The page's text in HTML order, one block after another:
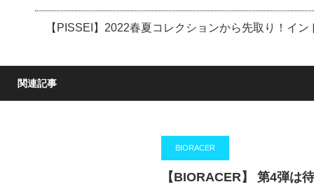
【PISSEI】2022春夏コレクションから先取り！イ
関連記事
BIORACER
【BIORACER】 第4弾は